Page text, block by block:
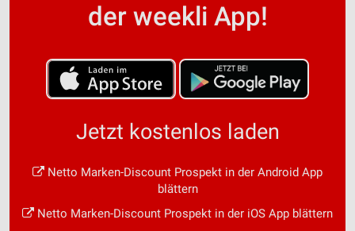
der weekli App!
Jetzt kostenlos laden
Netto Marken-Discount Prospekt in der Android App
blättern
Netto Marken-Discount Prospekt in der iOS App blättern